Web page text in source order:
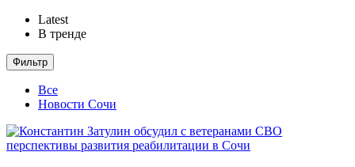
Latest
В тренде
Фильтр
Все
Новости Сочи